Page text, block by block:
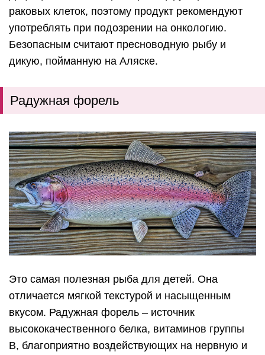
раковых клеток, поэтому продукт рекомендуют
употреблять при подозрении на онкологию.
Безопасным считают пресноводную рыбу и
дикую, пойманную на Аляске.
Радужная форель
Это самая полезная рыба для детей. Она
отличается мягкой текстурой и насыщенным
вкусом. Радужная форель – источник
высококачественного белка, витаминов группы
В, благоприятно воздействующих на нервную и